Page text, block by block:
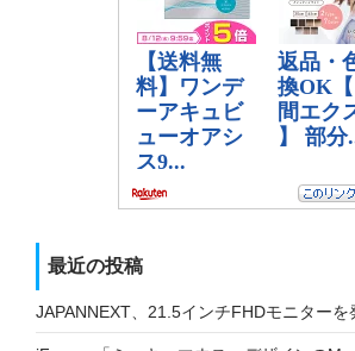
最近の投稿
JAPANNEXT、21.5インチFHDモニターを